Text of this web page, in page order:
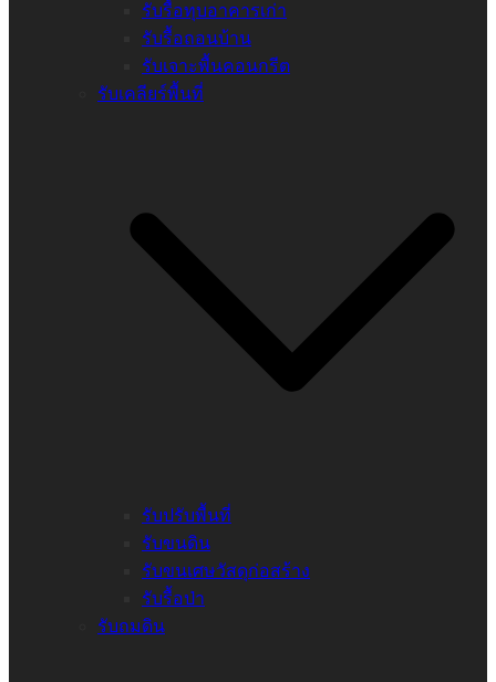
รับรื้อทุบอาคารเก่า
รับรื้อถอนบ้าน
รับเจาะพื้นคอนกรีต
รับเคลียร์พื้นที่
รับปรับพื้นที่
รับขนดิน
รับขนเศษวัสดุก่อสร้าง
รับรื้อป่า
รับถมดิน